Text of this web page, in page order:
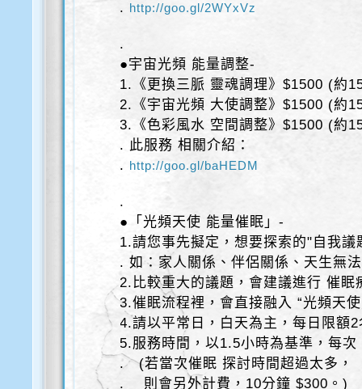
. http://goo.gl/2WYxVz
.
●宇宙光頻 能量調整-
1.《更換三脈 靈魂調理》$1500 (約
2.《宇宙光頻 大使調整》$1500 (約
3.《色彩風水 空間調整》$1500 (約
. 此服務 相關介紹：
. http://goo.gl/baHEDM
.
●「光頻天使 能量催眠」-
1.請您事先擬定，想要探索的"自我議
. 如：家人關係、伴侶關係、天生無
2.比較重大的議題，會建議進行 催眠
3.催眠流程裡，會直接融入 “光頻天
4.請以平常日，白天為主，每日限額
5.服務時間，以1.5小時為基準，每次
. (若當次催眠 探討時間超過太多，
. 則會另外計費，10分鐘 $300。)